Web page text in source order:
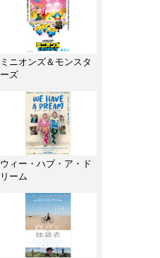
ミニオンズ＆モンスタ
ーズ
ウィー・ハブ・ア・ド
リーム